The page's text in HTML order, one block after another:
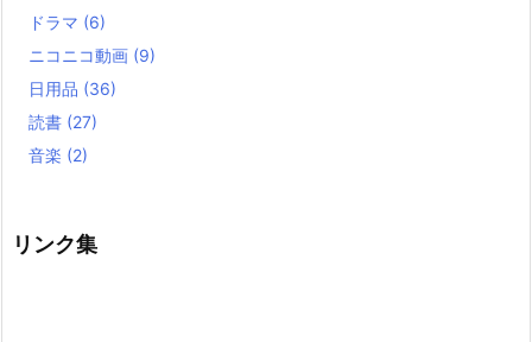
ドラマ (6)
ニコニコ動画 (9)
日用品 (36)
読書 (27)
音楽 (2)
リンク集